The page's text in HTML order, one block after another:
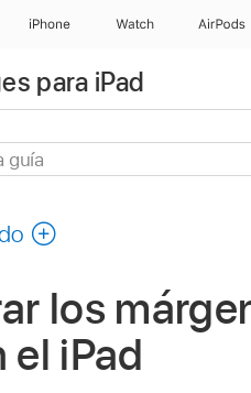
iPhone Watch AirPods
para iPad
los
el iPad